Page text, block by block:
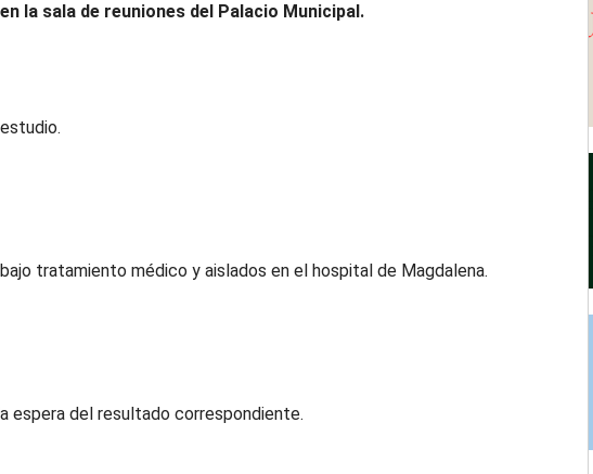
la sala de reuniones del Palacio Municipal.
tratamiento médico y aislados en el hospital de Magdalena.
espera del resultado correspondiente.